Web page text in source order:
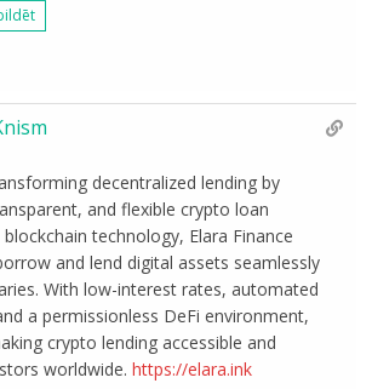
decentralized lending by
and flexible crypto loan
technology, Elara Finance
and lend digital assets seamlessly
With low-interest rates, automated
a permissionless DeFi environment,
crypto lending accessible and
worldwide.https://elara.ink